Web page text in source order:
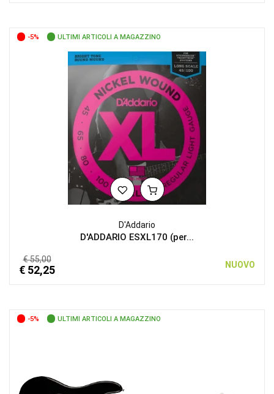
-5% ULTIMI ARTICOLI A MAGAZZINO
D'Addario
D'ADDARIO ESXL170 (per...
€ 55,00
€ 52,25 NUOVO
-5% ULTIMI ARTICOLI A MAGAZZINO